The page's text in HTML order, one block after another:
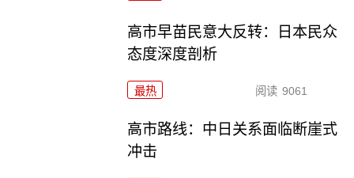
高市早苗民意大反转：日本民众
态度深度剖析
最热 阅读 9061
高市路线：中日关系面临断崖式
冲击